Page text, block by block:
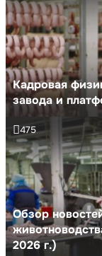
Кадровая
завода и
Обзор
2026 г.)
475